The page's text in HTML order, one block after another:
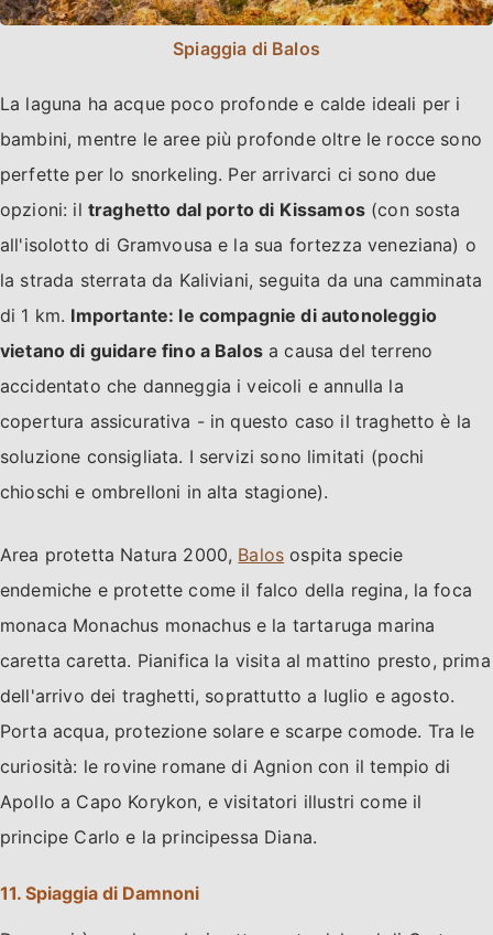
Spiaggia di Balos
La laguna ha acque poco profonde e calde ideali per i
bambini, mentre le aree più profonde oltre le rocce sono
perfette per lo snorkeling. Per arrivarci ci sono due
opzioni: il traghetto dal porto di Kissamos(con sosta
all'isolotto di Gramvousa e la sua fortezza veneziana) o
la strada sterrata da Kaliviani, seguita da una camminata
di 1 km. Importante: le compagnie di autonoleggio
vietano di guidare fino a Balosa causa del terreno
accidentato che danneggia i veicoli e annulla la
copertura assicurativa - in questo caso il traghetto è la
soluzione consigliata. I servizi sono limitati (pochi
chioschi e ombrelloni in alta stagione).
Area protetta Natura 2000, Balos ospita specie
endemiche e protette come il falco della regina, la foca
monaca Monachus monachus e la tartaruga marina
caretta caretta. Pianifica la visita al mattino presto, prima
dell'arrivo dei traghetti, soprattutto a luglio e agosto.
Porta acqua, protezione solare e scarpe comode. Tra le
curiosità: le rovine romane di Agnion con il tempio di
Apollo a Capo Korykon, e visitatori illustri come il
principe Carlo e la principessa Diana.
11. Spiaggia di Damnoni